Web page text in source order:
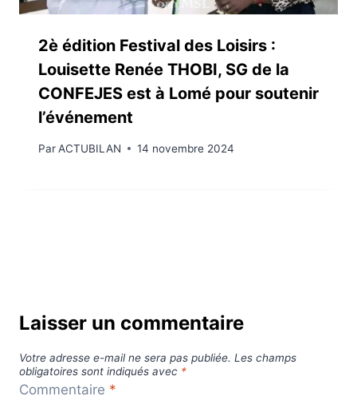
2è édition Festival des Loisirs :
Louisette Renée THOBI, SG de la
CONFEJES est à Lomé pour soutenir
l’événement
ParACTUBILAN 14 novembre 2024
Laisser un commentaire
Votre adresse e-mail ne sera pas publiée. Les champs
obligatoires sont indiqués avec *
Commentaire *